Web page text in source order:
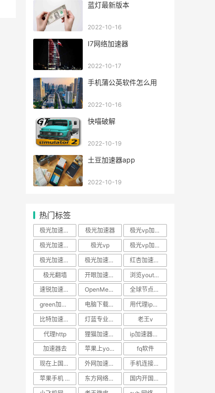
蓝灯最新版本
2022-10-16
I7网络加速器
2022-10-17
手机蒲公英软件怎么用
2022-10-16
快喵破解
2022-10-19
土豆加速器app
2022-10-19
热门标签
极光加速器官方网站 极光加速器
极光vp加速器
极光加速器下载官网
极光vp
极光vp加速器下载
极光加速器ios
极光加速器官网
红杏加速器下载官方
极光翻墙
开眼加速器官网
浏览youtube加速器推荐
速锐加速ssr官网
OpenMediaVault
全球节点加速器
green加速器下载
电脑下载ssr
用代理ip上网加速软件
比特加速器修改vip时长
灯蓝专业版免费 安卓
老王v
代理http
狸猫加速器安卓版
ip加速器破解
加速器去
苹果上youtube网站加速软件
fq软件
现在上国外的网站加速软件
外网加速器手机永久免费版
手机连接外国网络加速软件
苹果手机 vp
东方网络ssr购买
国内开国外网站加速软件